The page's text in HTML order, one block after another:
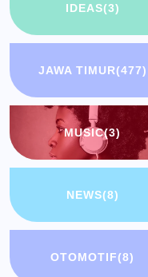
IDEAS(3)
JAWA TIMUR(477)
MUSIC(3)
NEWS(8)
OTOMOTIF(8)